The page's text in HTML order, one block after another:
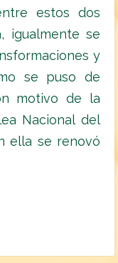
estos dos
igualmente se
y
se puso de
motivo de la
Nacional del
ella se renovó